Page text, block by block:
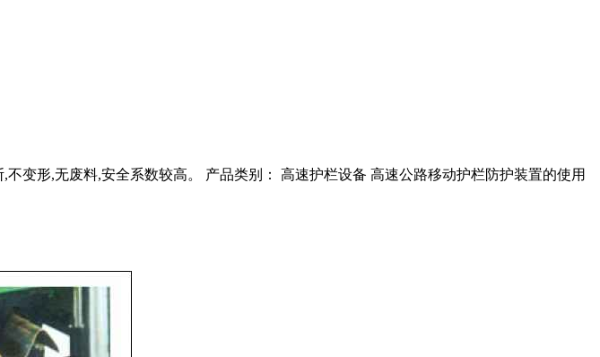
变形,无废料,安全系数较高。 产品类别： 高速护栏设备 高速公路移动护栏防护装置的使用